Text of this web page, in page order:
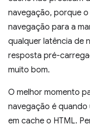
navegação, porque
navegação para a
qualquer latência de
resposta pré-
muito bom.
O melhor momento
navegação é
em cache o HTML.